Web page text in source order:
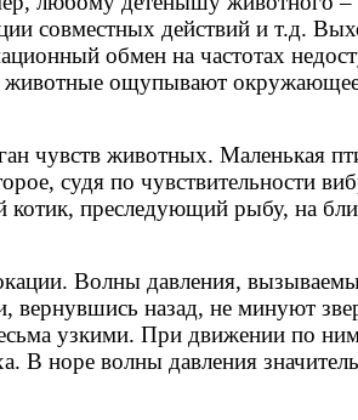
совместных действий и т.д.
обмен на частотах
животные ощупывают
чувств животных. Маленькая
судя по чувствительности
котик, преследующий рыбу, на
Волны давления,
вернувшись назад, не минуют
узкими. При движении по
В норе волны давле­ния